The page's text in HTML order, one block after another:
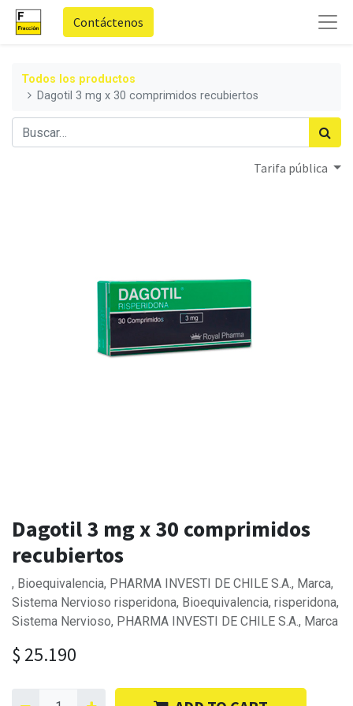
Contáctenos
Todos los productos
Dagotil 3 mg x 30 comprimidos recubiertos
Tarifa pública
Dagotil 3 mg x 30 comprimidos
recubiertos
, Bioequivalencia, PHARMA INVESTI DE CHILE S.A., Marca,
Sistema Nervioso risperidona, Bioequivalencia, risperidona,
Sistema Nervioso, PHARMA INVESTI DE CHILE S.A., Marca
$ 25.190